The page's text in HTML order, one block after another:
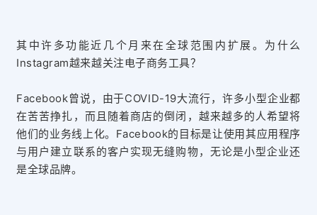
其中许多功能近几个月来在全球范围内扩展。为什么
Instagram越来越关注电子商务工具？
Facebook曾说，由于COVID-19大流行，许多小型企业都
在苦苦挣扎，而且随着商店的倒闭，越来越多的人希望将
他们的业务线上化。Facebook的目标是让使用其应用程序
与用户建立联系的客户实现无缝购物，无论是小型企业还
是全球品牌。